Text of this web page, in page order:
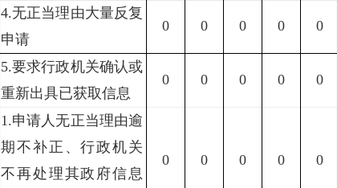
4.无正当理由大量反复
申请
0 0 0 0 0
5.要求行政机关确认或
重新出具已获取信息
0 0 0 0 0
1.申请人无正当理由逾
期不补正、行政机关
不再处理其政府信息
0 0 0 0 0